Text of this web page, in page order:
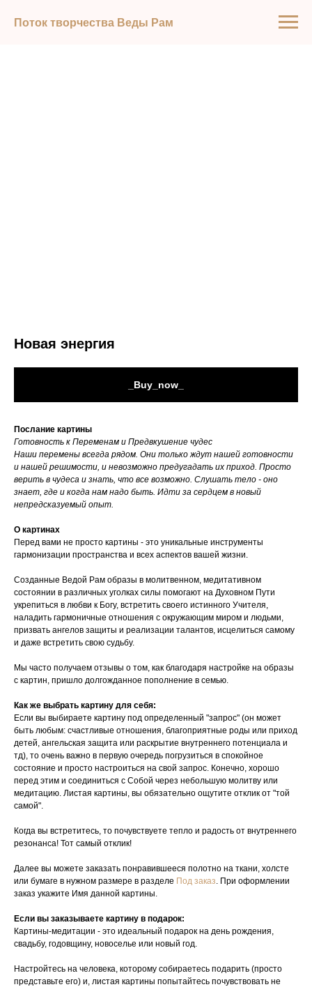
Поток творчества Веды Рам
Новая энергия
_Buy_now_
Послание картины
Готовность к Переменам и Предвкушение чудес
Наши перемены всегда рядом. Они только ждут нашей готовности
и нашей решимости, и невозможно предугадать их приход. Просто
верить в чудеса и знать, что все возможно. Слушать тело - оно
знает, где и когда нам надо быть. Идти за сердцем в новый
непредсказуемый опыт.
О картинах
Перед вами не просто картины - это уникальные инструменты
гармонизации пространства и всех аспектов вашей жизни.
Созданные Ведой Рам образы в молитвенном, медитативном
состоянии в различных уголках силы помогают на Духовном Пути
укрепиться в любви к Богу, встретить своего истинного Учителя,
наладить гармоничные отношения с окружающим миром и людьми,
призвать ангелов защиты и реализации талантов, исцелиться самому
и даже встретить свою судьбу.
Мы часто получаем отзывы о том, как благодаря настройке на образы
с картин, пришло долгожданное пополнение в семью.
Как же выбрать картину для себя:
Если вы выбираете картину под определенный "запрос" (он может
быть любым: счастливые отношения, благоприятные роды или приход
детей, ангельская защита или раскрытие внутреннего потенциала и
тд), то очень важно в первую очередь погрузиться в спокойное
состояние и просто настроиться на свой запрос. Конечно, хорошо
перед этим и соединиться с Собой через небольшую молитву или
медитацию. Листая картины, вы обязательно ощутите отклик от "той
самой".
Когда вы встретитесь, то почувствуете тепло и радость от внутреннего
резонанса! Тот самый отклик!
Далее вы можете заказать понравившееся полотно на ткани, холсте
или бумаге в нужном размере в разделе Под заказ. При оформлении
заказ укажите Имя данной картины.
Если вы заказываете картину в подарок:
Картины-медитации - это идеальный подарок на день рождения,
свадьбу, годовщину, новоселье или новый год.
Настройтесь на человека, которому собираетесь подарить (просто
представьте его) и, листая картины попытайтесь почувствовать не